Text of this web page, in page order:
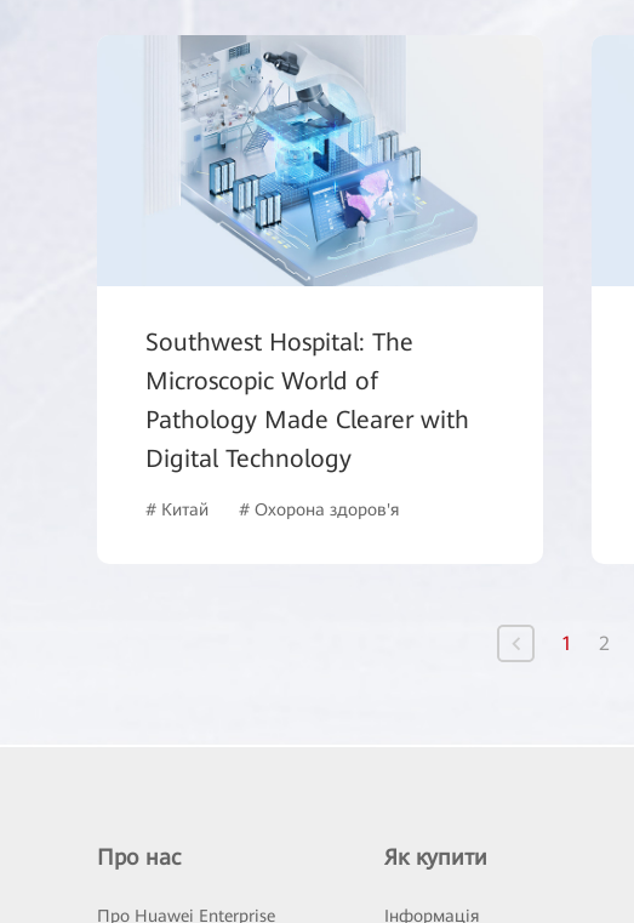
Southwest Hospital: The
Microscopic World of
Pathology Made Clearer with
Digital Technology
# Китай # Охорона здоров'я
1 2
Про нас
Про Huawei Enterprise
Як купити
Інформація